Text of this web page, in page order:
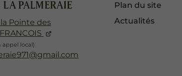
Pointe des
Plan du site
Actualités